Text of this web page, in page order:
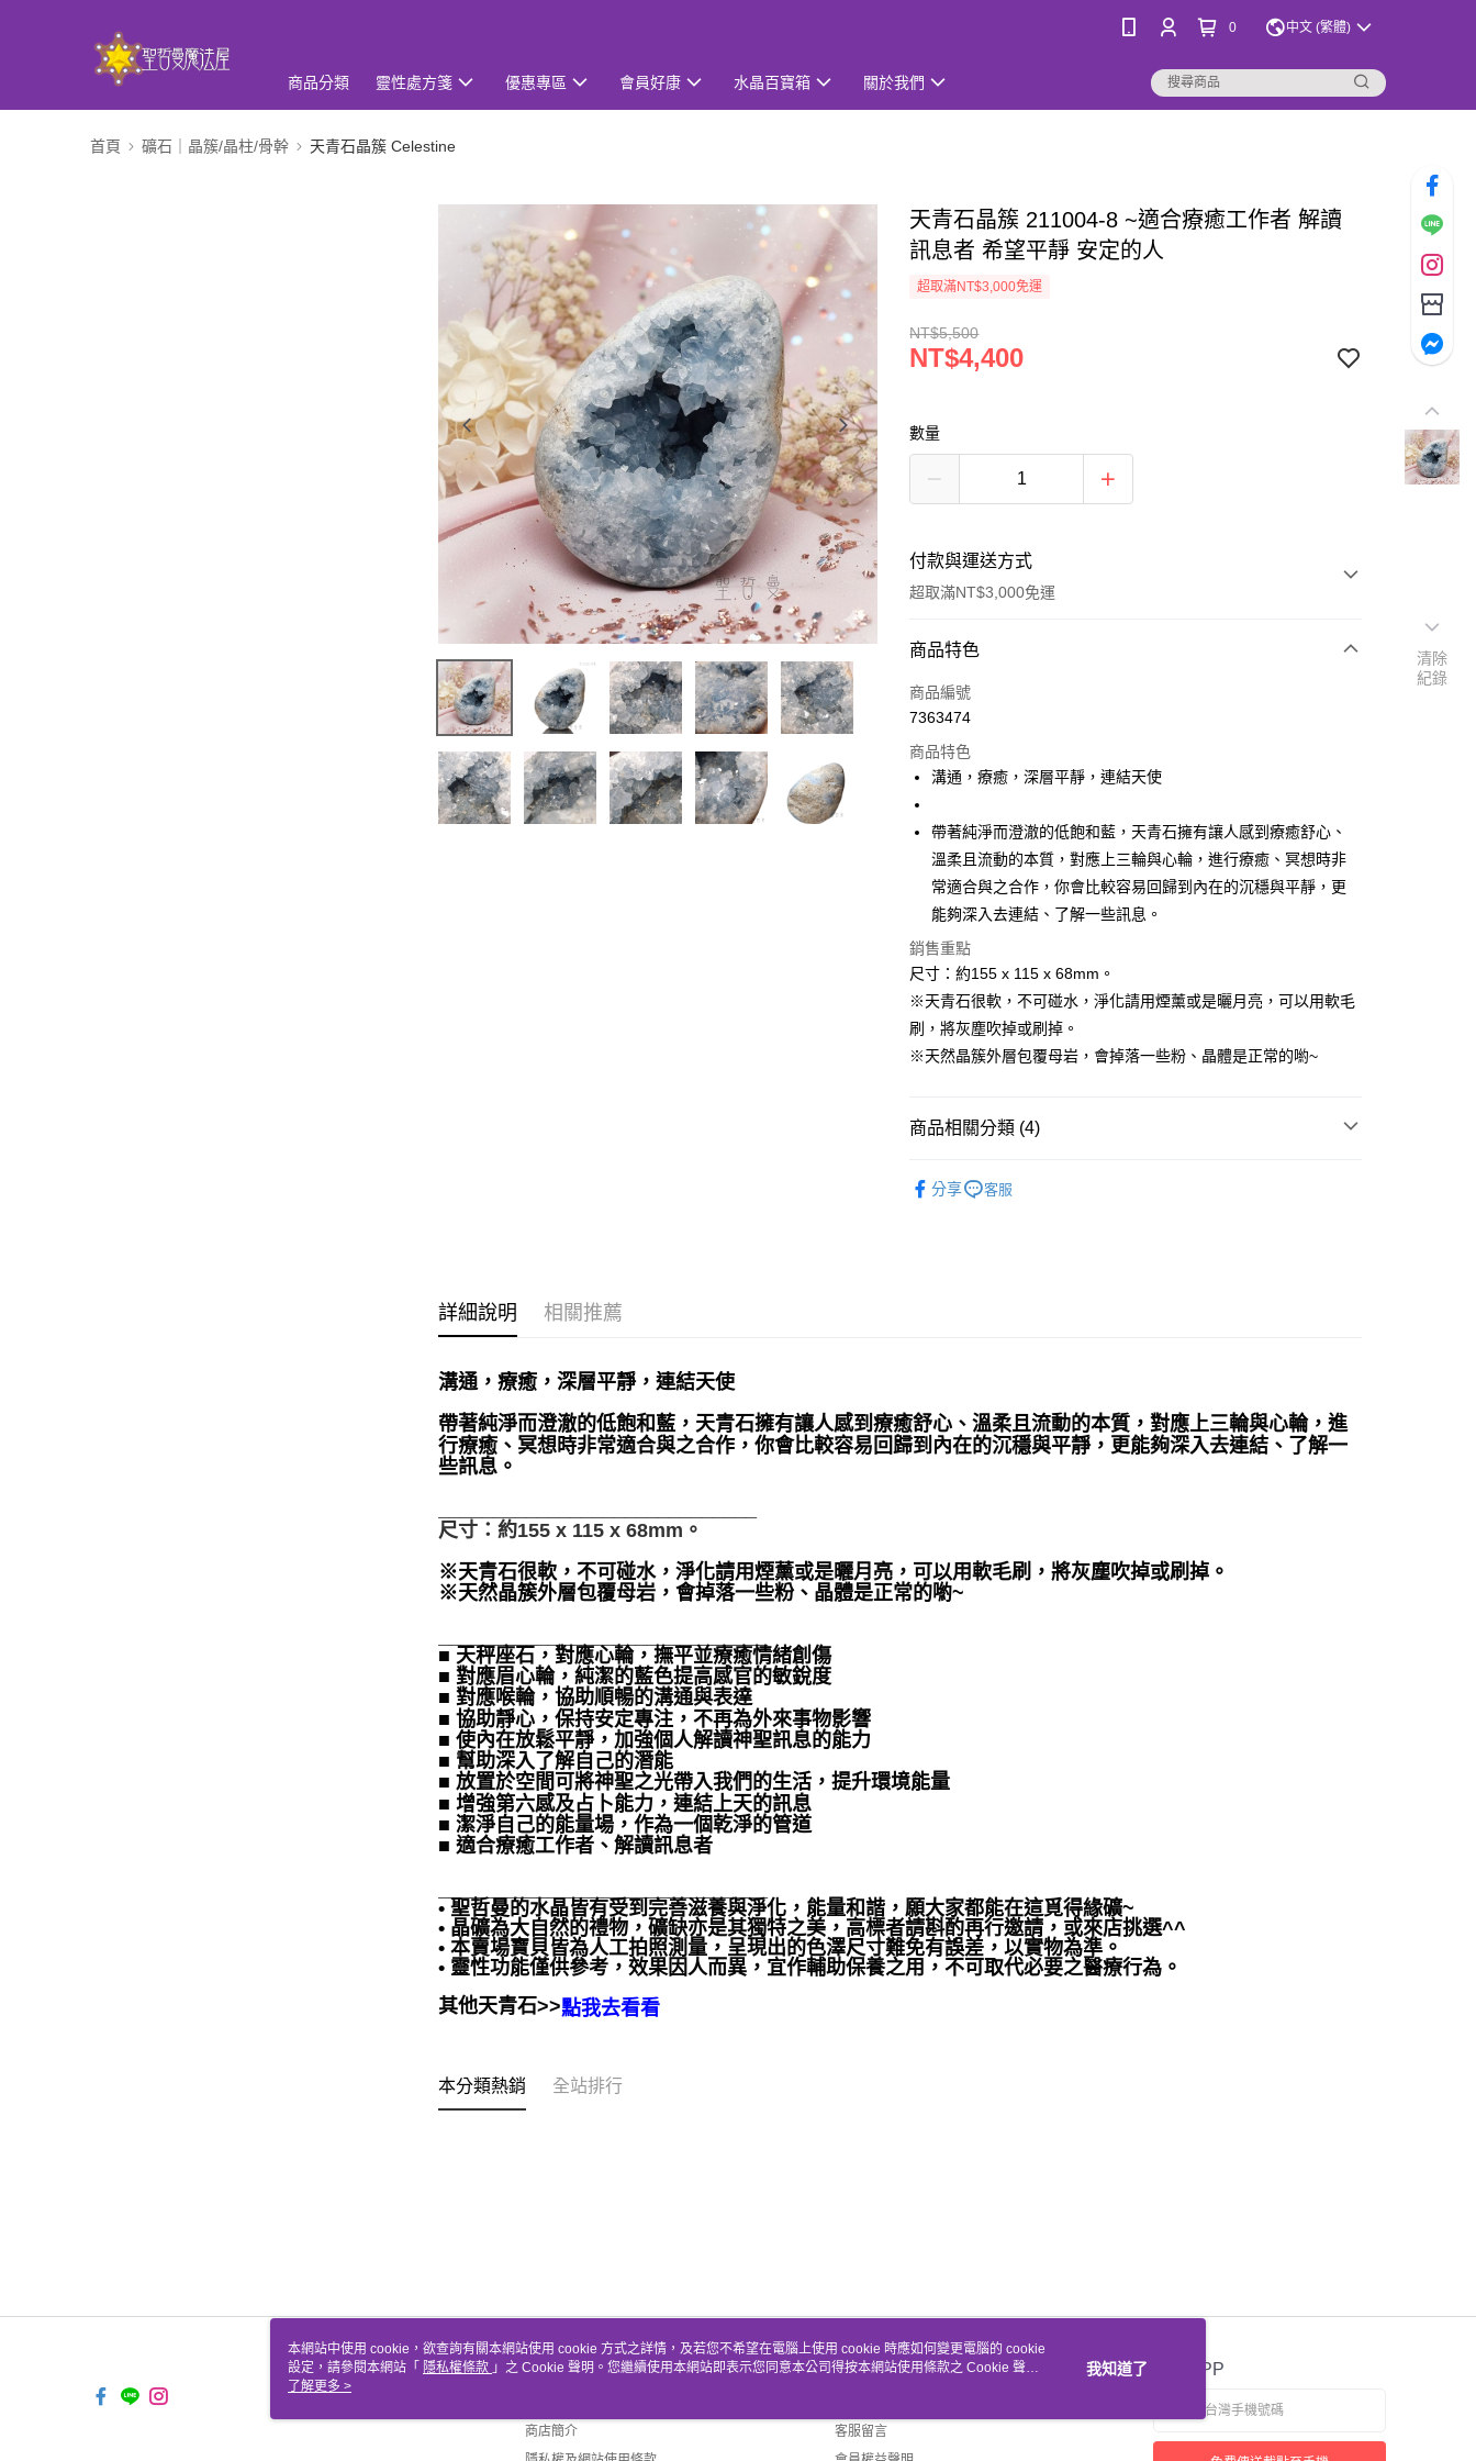
0 中文 (繁體)
商品分類 靈性處方箋 優惠專區 會員好康 水晶百寶箱 關於我們
首頁 礦石｜晶簇/晶柱/骨幹 天青石晶簇 Celestine
天青石晶簇 211004-8 ~適合療癒工作者 解讀
訊息者 希望平靜 安定的人
超取滿NT$3,000免運
NT$5,500
NT$4,400
數量
付款與運送方式
超取滿NT$3,000免運
付款方式
信用卡一次付款
LINE Pay
Apple Pay
街口支付
悠遊付
運送方式
全家取貨付款
7-11取貨付款
賣家宅配幫您送（台灣）
商品特色
商品編號
7363474
商品特色
溝通，療癒，深層平靜，連結天使
帶著純淨而澄澈的低飽和藍，天青石擁有讓人感到療癒舒心、
溫柔且流動的本質，對應上三輪與心輪，進行療癒、冥想時非
常適合與之合作，你會比較容易回歸到內在的沉穩與平靜，更
能夠深入去連結、了解一些訊息。
銷售重點
尺寸：約155 x 115 x 68mm。
※天青石很軟，不可碰水，淨化請用煙薰或是曬月亮，可以用軟毛
刷，將灰塵吹掉或刷掉。
※天然晶簇外層包覆母岩，會掉落一些粉、晶體是正常的喲~
商品相關分類 (4)
分享 客服
詳細說明 相關推薦
溝通，療癒，深層平靜，連結天使 ⁡
帶著純淨而澄澈的低飽和藍，天青石擁有讓人感到療癒舒心、溫柔且流動的本質，對應上三輪與心輪，進
行療癒、冥想時非常適合與之合作，你會比較容易回歸到內在的沉穩與平靜，更能夠深入去連結、了解一
些訊息。
尺寸：約155 x 115 x 68mm。
※天青石很軟，不可碰水，淨化請用煙薰或是曬月亮，可以用軟毛刷，將灰塵吹掉或刷掉。
※天然晶簇外層包覆母岩，會掉落一些粉、晶體是正常的喲~
■ 天秤座石，對應心輪，撫平並療癒情緒創傷
■ 對應眉心輪，純潔的藍色提高感官的敏銳度
■ 對應喉輪，協助順暢的溝通與表達
■ 協助靜心，保持安定專注，不再為外來事物影響
■ 使內在放鬆平靜，加強個人解讀神聖訊息的能力
■ 幫助深入了解自己的潛能
■ 放置於空間可將神聖之光帶入我們的生活，提升環境能量
■ 增強第六感及占卜能力，連結上天的訊息
■ 潔淨自己的能量場，作為一個乾淨的管道
■ 適合療癒工作者、解讀訊息者
• 聖哲曼的水晶皆有受到完善滋養與淨化，能量和諧，願大家都能在這覓得緣礦~
• 晶礦為大自然的禮物，礦缺亦是其獨特之美，高標者請斟酌再行邀請，或來店挑選^^
• 本賣場寶貝皆為人工拍照測量，呈現出的色澤尺寸難免有誤差，以實物為準。
• 靈性功能僅供參考，效果因人而異，宜作輔助保養之用，不可取代必要之醫療行為。
其他天青石>>點我去看看
本分類熱銷 全站排行
關於我們
商店簡介
客服資訊
客服留言
官方APP
清除
紀錄
本網站中使用 cookie，欲查詢有關本網站使用 cookie 方式之詳情，及若您不希望在電腦上使用 cookie 時應如何變更電腦的 cookie
設定，請參閱本網站「 隱私權條款 」之 Cookie 聲明。您繼續使用本網站即表示您同意本公司得按本網站使用條款之 Cookie 聲明
使用 cookie。
了解更多 >
我知道了